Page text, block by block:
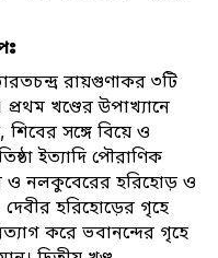
রায়গুণাকর ৩টি
খণ্ডের উপাখ্যানে
সঙ্গে বিয়ে ও
ইত্যাদি পৌরাণিক
ও নলকুবেরের হরিহোড় ও
হরিহোড়ের গৃহে
করে ভবানন্দের গৃহে